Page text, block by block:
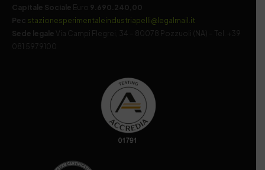
Capitale Sociale Euro 9.690.240,00
Pec stazionesperimentaleindustriapelli@legalmail.it
Sede legale
Via Campi Flegrei, 34 – 80078 Pozzuoli (NA) – Tel. +39
081 5979100